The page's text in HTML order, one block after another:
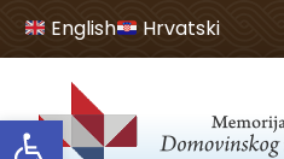
Open toolbar
English Hrvatski